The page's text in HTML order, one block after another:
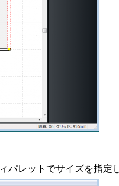
パレットでサイズを指定